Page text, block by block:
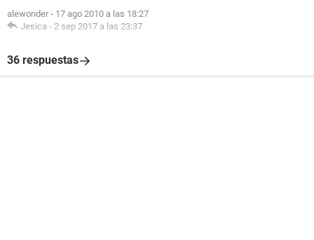
alewonder - 17 ago 2010 a las 18:27
Jesica - 2 sep 2017 a las 23:37
36 respuestas